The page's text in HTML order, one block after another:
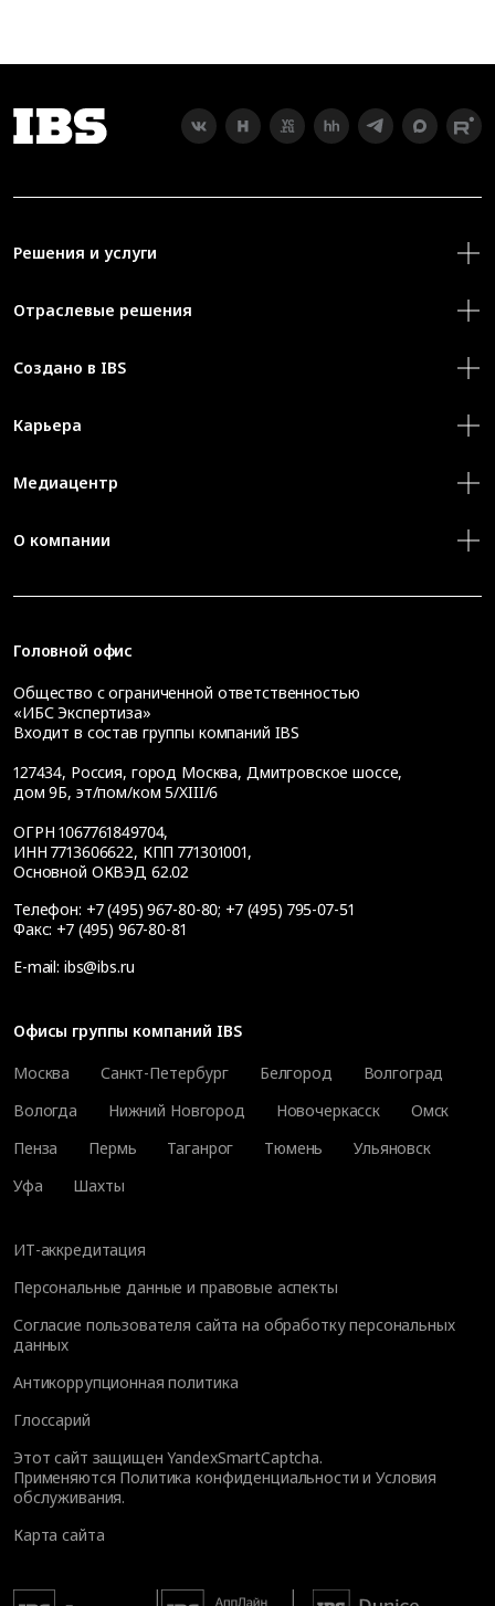
Решения и услуги
Отраслевые решения
Создано в IBS
Карьера
Медиацентр
О компании
Головной офис
Общество с ограниченной ответственностью
«ИБС Экспертиза»
Входит в состав группы компаний IBS
127434, Россия, город Москва, Дмитровское шоссе,
дом 9Б, эт/пом/ком 5/XIII/6
ОГРН 1067761849704,
ИНН 7713606622, КПП 771301001,
Основной ОКВЭД 62.02
Телефон: +7 (495) 967-80-80; +7 (495) 795-07-51
Факс: +7 (495) 967-80-81
E-mail: ibs@ibs.ru
Офисы группы компаний IBS
Москва
Санкт-Петербург Белгород
Волгоград
Вологда
Нижний Новгород Новочеркасск
Омск
Пенза
Пермь Таганрог Тюмень
Ульяновск
Уфа
Шахты
ИТ-аккредитация
Персональные данные и правовые аспекты
Согласие пользователя сайта на обработку персональных
данных
Антикоррупционная политика
Глоссарий
Этот сайт защищен YandexSmartCaptcha.
Применяются Политика конфиденциальности иУсловия
обслуживания.
Карта сайта